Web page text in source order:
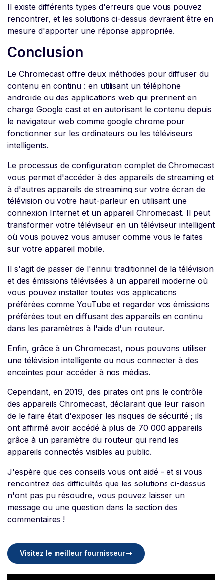
Il existe différents types d'erreurs que vous pouvez
rencontrer, et les solutions ci-dessus devraient être en
mesure d'apporter une réponse appropriée.
Conclusion
Le Chromecast offre deux méthodes pour diffuser du
contenu en continu : en utilisant un téléphone
androïde ou des applications web qui prennent en
charge Google cast et en autorisant le contenu depuis
le navigateur web comme google chrome pour
fonctionner sur les ordinateurs ou les téléviseurs
intelligents.
Le processus de configuration complet de Chromecast
vous permet d'accéder à des appareils de streaming et
à d'autres appareils de streaming sur votre écran de
télévision ou votre haut-parleur en utilisant une
connexion Internet et un appareil Chromecast. Il peut
transformer votre téléviseur en un téléviseur intelligent
où vous pouvez vous amuser comme vous le faites
sur votre appareil mobile.
Il s'agit de passer de l'ennui traditionnel de la télévision
et des émissions télévisées à un appareil moderne où
vous pouvez installer toutes vos applications
préférées comme YouTube et regarder vos émissions
préférées tout en diffusant des appareils en continu
dans les paramètres à l'aide d'un routeur.
Enfin, grâce à un Chromecast, nous pouvons utiliser
une télévision intelligente ou nous connecter à des
enceintes pour accéder à nos médias.
Cependant, en 2019, des pirates ont pris le contrôle
des appareils Chromecast, déclarant que leur raison
de le faire était d'exposer les risques de sécurité ; ils
ont affirmé avoir accédé à plus de 70 000 appareils
grâce à un paramètre du routeur qui rend les
appareils connectés visibles au public.
J'espère que ces conseils vous ont aidé - et si vous
rencontrez des difficultés que les solutions ci-dessus
n'ont pas pu résoudre, vous pouvez laisser un
message ou une question dans la section des
commentaires !
Visitez le meilleur fournisseur